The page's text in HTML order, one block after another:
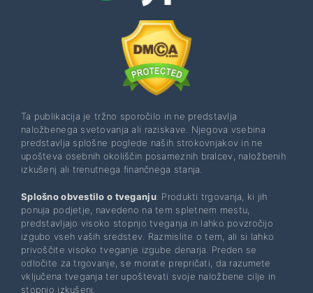
Ta publikacija je tržno sporočilo in ne predstavlja
naložbenega svetovanja ali raziskave. Njegova vsebina
predstavlja splošne poglede naših strokovnjakov in ne
upošteva osebnih okoliščin posameznih bralcev, naložbenih
izkušenj ali trenutnega finančnega stanja.
Splošno obvestilo o tveganju: Produkti trgovanja, ki jih
ponuja podjetje, navedeno na tem spletnem mestu,
predstavljajo visoko stopnjo tveganja in lahko povzročijo
izgubo vseh vaših sredstev. Razmislite o tem, ali si lahko
privoščite visoko tveganje izgube denarja. Preden se
odločite za trgovanje, se morate prepričati, da razumete
vključena tveganja ter upoštevati svoje naložbene cilje in
stopnjo izkušenj.